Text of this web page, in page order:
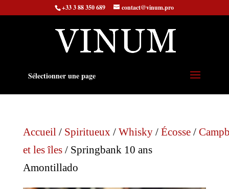
+33 3 88 350 689 contact@vinum.pro
Sélectionner une page
Accueil/ Spiritueux/ Whisky/ Écosse/
et les îles/ Springbank 10 ans
Amontillado